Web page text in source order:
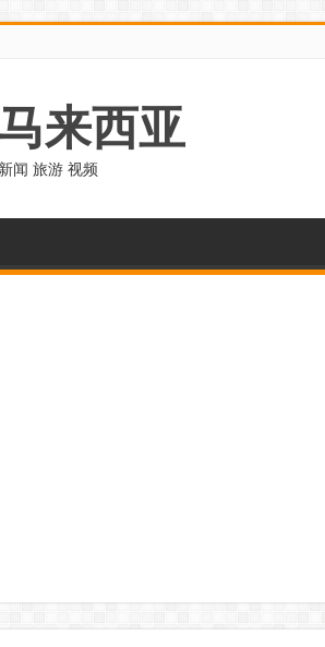
马来西亚
新闻 旅游 视频